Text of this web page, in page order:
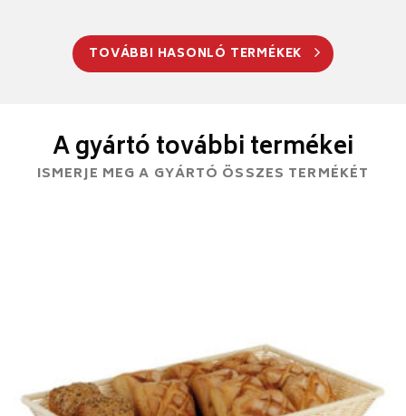
TOVÁBBI HASONLÓ TERMÉKEK
A gyártó további termékei
ISMERJE MEG A GYÁRTÓ ÖSSZES TERMÉKÉT